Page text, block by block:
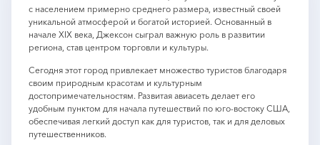
с населением примерно среднего размера, известный своей
уникальной атмосферой и богатой историей. Основанный в
начале XIX века, Джексон сыграл важную роль в развитии
региона, став центром торговли и культуры.
Сегодня этот город привлекает множество туристов благодаря
своим природным красотам и культурным
достопримечательностям. Развитая авиасеть делает его
удобным пунктом для начала путешествий по юго-востоку США,
обеспечивая легкий доступ как для туристов, так и для деловых
путешественников.